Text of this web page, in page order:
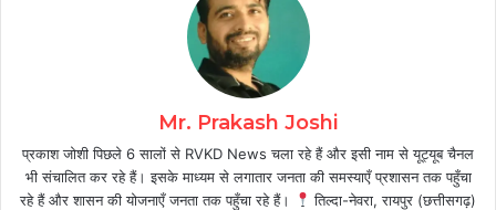
Mr. Prakash Joshi
प्रकाश जोशी पिछले 6 सालों से RVKD News चला रहे हैं और इसी नाम से यूट्यूब चैनल
भी संचालित कर रहे हैं। इसके माध्यम से लगातार जनता की समस्याएँ प्रशासन तक पहुँचा
रहे हैं और शासन की योजनाएँ जनता तक पहुँचा रहे हैं।
तिल्दा-नेवरा, रायपुर (छत्तीसगढ़)